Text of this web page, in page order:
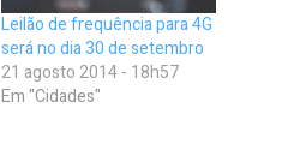
Leilão de frequência para 4G
será no dia 30 de setembro
21 agosto 2014 - 18h57
Em "Cidades"